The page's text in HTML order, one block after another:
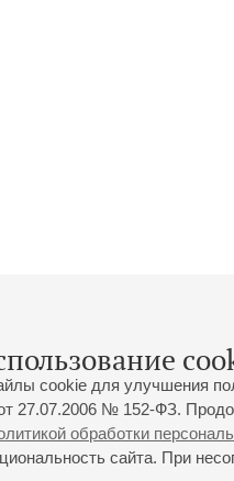
cookie для улучшения
27.07.2006 № 152-ФЗ.
обработки
сайта. При